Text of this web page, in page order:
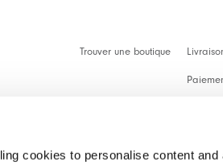
cookies to personalise content and
Trouver une boutique